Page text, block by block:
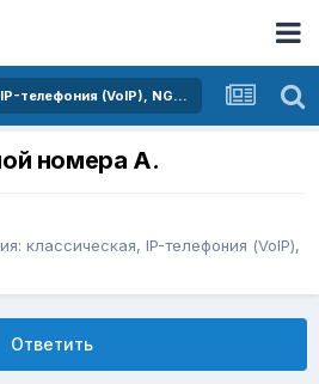
Телефония: классическая, IP-телефония (VoIP), NGN сети
номера А.
классическая, IP-телефония (VoIP),
Ответить